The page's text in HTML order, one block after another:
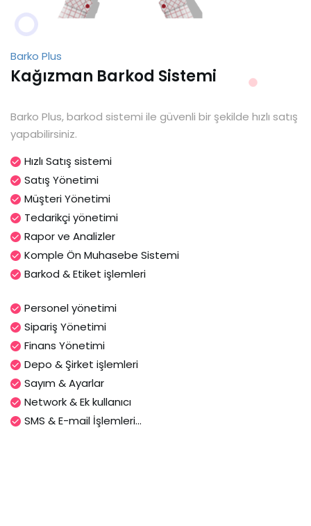
Barko Plus
Kağızman Barkod Sistemi
Barko Plus, barkod sistemi ile güvenli bir şekilde hızlı satış
yapabilirsiniz.
Hızlı Satış sistemi
Satış Yönetimi
Müşteri Yönetimi
Tedarikçi yönetimi
Rapor ve Analizler
Komple Ön Muhasebe Sistemi
Barkod & Etiket işlemleri
Personel yönetimi
Sipariş Yönetimi
Finans Yönetimi
Depo & Şirket işlemleri
Sayım & Ayarlar
Network & Ek kullanıcı
SMS & E-mail İşlemleri...